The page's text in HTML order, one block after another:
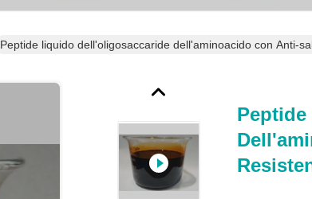
Peptide liquido dell'oligosaccaride dell'aminoacido con Anti-